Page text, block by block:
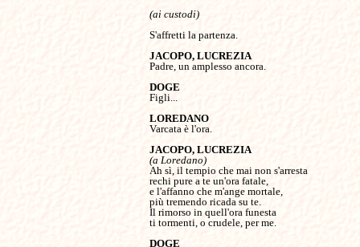
(ai custodi)
S'affretti la partenza.
JACOPO, LUCREZIA
Padre, un amplesso ancora.
Figli...
LOREDANO
Varcata è l'ora.
JACOPO, LUCREZIA
(a Loredano)
Ah sì, il tempio che mai non s'arresta
rechi pure a te un'ora fatale,
e l'affanno che m'ange mortale,
più tremendo ricada su te.
Il rimorso in quell'ora funesta
ti tormenti, o crudele, per me.